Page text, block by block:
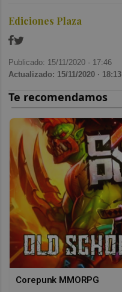
Ediciones Plaza
Publicado: 15/11/2020 · 17:46
Actualizado: 15/11/2020 · 18:13
Corepunk MMORPG